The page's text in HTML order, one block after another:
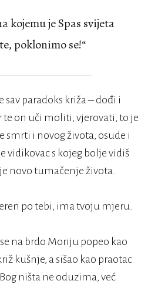
kojemu je Spas svijeta
poklonimo se!“
sav paradoks križa – dođi i
te on uči moliti, vjerovati, to je
smrti i novog života, osude i
vidikovac s kojeg bolje vidiš
novo tumačenje života.
po tebi, ima tvoju mjeru.
na brdo Moriju popeo kao
kušnje, a sišao kao praotac
ništa ne oduzima, već